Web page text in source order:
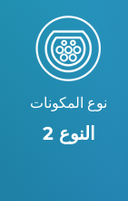
نوع المكونات
النوع 2